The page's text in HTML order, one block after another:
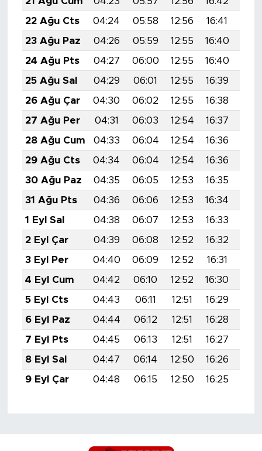
22 Ağu Cts
04:24 05:58 12:56 16:41
23 Ağu Paz
04:26 05:59 12:55 16:40
24 Ağu Pts
04:27 06:00 12:55 16:40
25 Ağu Sal
04:29 06:01 12:55 16:39
26 Ağu Çar
04:30 06:02 12:55 16:38
27 Ağu Per
04:31 06:03 12:54 16:37
28 Ağu Cum
04:33 06:04 12:54 16:36
29 Ağu Cts
04:34 06:04 12:54 16:36
30 Ağu Paz
04:35 06:05 12:53 16:35
31 Ağu Pts
04:36 06:06 12:53 16:34
1 Eyl Sal
04:38 06:07 12:53 16:33
2 Eyl Çar
04:39 06:08 12:52 16:32
3 Eyl Per
04:40 06:09 12:52 16:31
4 Eyl Cum
04:42 06:10 12:52 16:30
5 Eyl Cts
04:43 06:11 12:51 16:29
6 Eyl Paz
04:44 06:12 12:51 16:28
7 Eyl Pts
04:45 06:13 12:51 16:27
8 Eyl Sal
04:47 06:14 12:50 16:26
9 Eyl Çar
04:48 06:15 12:50 16:25